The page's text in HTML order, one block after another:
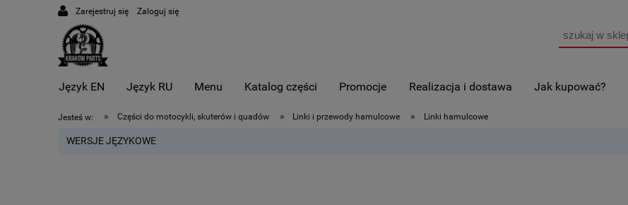
Zarejestruj się Zaloguj się
Język EN Język RU Menu Katalog części Promocje Realizacja i dostawa Jak kupować?
Jesteś w: » Części do motocykli, skuterów i quadów » Linki i przewody hamulcowe » Linki hamulcowe
WERSJE JĘZYKOWE